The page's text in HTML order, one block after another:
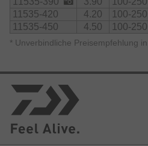
11535-420
4.20 100-250
11535-450
4.50 100-250
* Unverbindliche Preisempfehlung